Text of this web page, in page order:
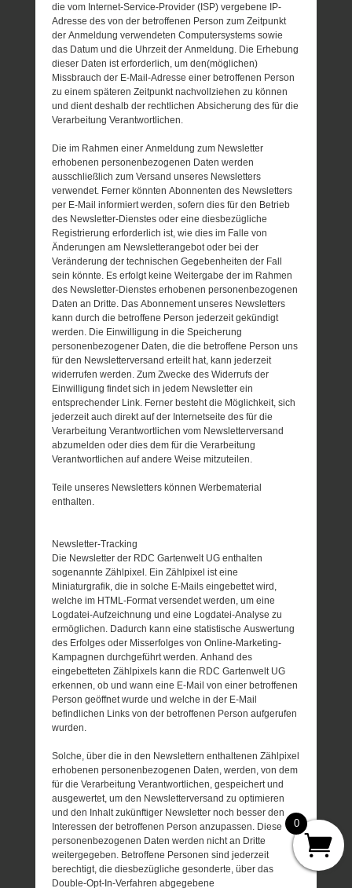
die vom Internet-Service-Provider (ISP) vergebene IP-
Adresse des von der betroffenen Person zum Zeitpunkt
der Anmeldung verwendeten Computersystems sowie
das Datum und die Uhrzeit der Anmeldung. Die Erhebung
dieser Daten ist erforderlich, um den(möglichen)
Missbrauch der E-Mail-Adresse einer betroffenen Person
zu einem späteren Zeitpunkt nachvollziehen zu können
und dient deshalb der rechtlichen Absicherung des für die
Verarbeitung Verantwortlichen.
Die im Rahmen einer Anmeldung zum Newsletter
erhobenen personenbezogenen Daten werden
ausschließlich zum Versand unseres Newsletters
verwendet. Ferner könnten Abonnenten des Newsletters
per E-Mail informiert werden, sofern dies für den Betrieb
des Newsletter-Dienstes oder eine diesbezügliche
Registrierung erforderlich ist, wie dies im Falle von
Änderungen am Newsletterangebot oder bei der
Veränderung der technischen Gegebenheiten der Fall
sein könnte. Es erfolgt keine Weitergabe der im Rahmen
des Newsletter-Dienstes erhobenen personenbezogenen
Daten an Dritte. Das Abonnement unseres Newsletters
kann durch die betroffene Person jederzeit gekündigt
werden. Die Einwilligung in die Speicherung
personenbezogener Daten, die die betroffene Person uns
für den Newsletterversand erteilt hat, kann jederzeit
widerrufen werden. Zum Zwecke des Widerrufs der
Einwilligung findet sich in jedem Newsletter ein
entsprechender Link. Ferner besteht die Möglichkeit, sich
jederzeit auch direkt auf der Internetseite des für die
Verarbeitung Verantwortlichen vom Newsletterversand
abzumelden oder dies dem für die Verarbeitung
Verantwortlichen auf andere Weise mitzuteilen.
Teile unseres Newsletters können Werbematerial
enthalten.
Newsletter-Tracking
Die Newsletter der RDC Gartenwelt UG enthalten
sogenannte Zählpixel. Ein Zählpixel ist eine
Miniaturgrafik, die in solche E-Mails eingebettet wird,
welche im HTML-Format versendet werden, um eine
Logdatei-Aufzeichnung und eine Logdatei-Analyse zu
ermöglichen. Dadurch kann eine statistische Auswertung
des Erfolges oder Misserfolges von Online-Marketing-
Kampagnen durchgeführt werden. Anhand des
eingebetteten Zählpixels kann die RDC Gartenwelt UG
erkennen, ob und wann eine E-Mail von einer betroffenen
Person geöffnet wurde und welche in der E-Mail
befindlichen Links von der betroffenen Person aufgerufen
wurden.
Solche, über die in den Newslettern enthaltenen Zählpixel
erhobenen personenbezogenen Daten, werden, von dem
für die Verarbeitung Verantwortlichen, gespeichert und
ausgewertet, um den Newsletterversand zu optimieren
und den Inhalt zukünftiger Newsletter noch besser den
Interessen der betroffenen Person anzupassen. Diese
personenbezogenen Daten werden nicht an Dritte
weitergegeben. Betroffene Personen sind jederzeit
berechtigt, die diesbezügliche gesonderte, über das
Double-Opt-In-Verfahren abgegebene
0